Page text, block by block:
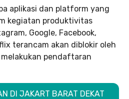
aplikasi dan platform yang
kegiatan produktivitas
Google, Facebook,
terancam akan diblokir oleh
pendaftaran
DI JAKART BARAT DEKAT